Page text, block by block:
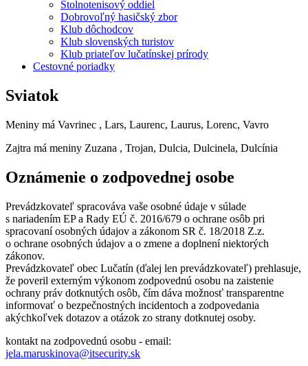
Stolnotenisový oddiel
Dobrovoľný hasičský zbor
Klub dôchodcov
Klub slovenských turistov
Klub priateľov lučatínskej prírody
Cestovné poriadky
Sviatok
Meniny má Vavrinec , Lars, Laurenc, Laurus, Lorenc, Vavro
Zajtra má meniny Zuzana , Trojan, Dulcia, Dulcinela, Dulcínia
Oznámenie o zodpovednej osobe
Prevádzkovateľ spracováva vaše osobné údaje v súlade
s nariadením EP a Rady EÚ č. 2016/679 o ochrane osôb pri
spracovaní osobných údajov a zákonom SR č. 18/2018 Z.z.
o ochrane osobných údajov a o zmene a doplnení niektorých
zákonov.
Prevádzkovateľ obec Lučatín (ďalej len prevádzkovateľ) prehlasuje,
že poveril externým výkonom zodpovednú osobu na zaistenie
ochrany práv dotknutých osôb, čím dáva možnosť transparentne
informovať o bezpečnostných incidentoch a zodpovedania
akýchkoľvek dotazov a otázok zo strany dotknutej osoby.
kontakt na zodpovednú osobu - email:
jela.maruskinova@itsecurity.sk